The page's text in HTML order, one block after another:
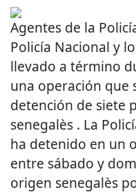
Agentes de la
Policía Nacional y
llevado a término
una operación que
detención de siete
senegalès . La
ha detenido en un
entre sábado y
origen senegalès